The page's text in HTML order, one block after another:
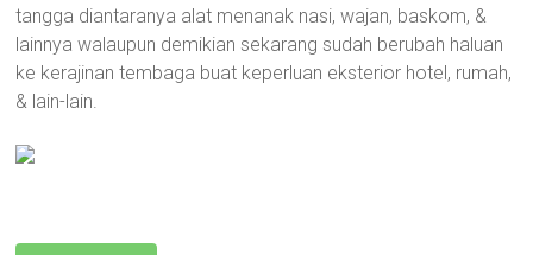
tangga diantaranya alat menanak nasi, wajan, baskom, &
lainnya walaupun demikian sekarang sudah berubah haluan
ke kerajinan tembaga buat keperluan eksterior hotel, rumah,
& lain-lain.